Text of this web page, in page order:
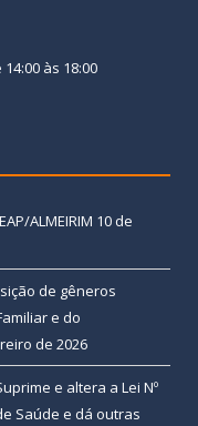
às 18:00
ALMEIRIM 10 de
de gêneros
e do
de 2026
e altera a Lei Nº
Saúde e dá outras